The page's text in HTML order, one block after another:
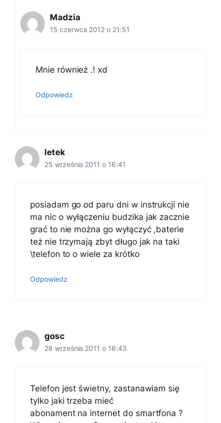
Madzia
15 czerwca 2012 o 21:51
Mnie również .! xd
Odpowiedz
letek
25 września 2011 o 16:41
posiadam go od paru dni w instrukcji nie
ma nic o wyłączeniu budzika jak zacznie
grać to nie można go wyłączyć ,baterie
też nie trzymają zbyt długo jak na taki
\telefon to o wiele za krótko
Odpowiedz
gosc
28 września 2011 o 16:43
Telefon jest świetny, zastanawiam się
tylko jaki trzeba mieć
abonament na internet do smartfona ?